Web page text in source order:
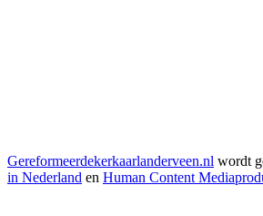
Gereformeerdekerkaarlanderveen.nl wordt
in Nederland en Human Content